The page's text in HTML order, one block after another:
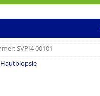
SVPI4 00101
Hautbiopsie